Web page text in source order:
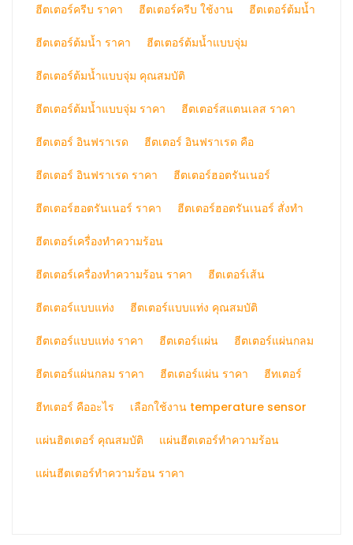
ฮีตเตอร์ครีบ ราคา ฮีตเตอร์ครีบ ใช้งาน ฮีตเตอร์ต้มน้ำ
ฮีตเตอร์ต้มน้ำ ราคา ฮีตเตอร์ต้มน้ำแบบจุ่ม
ฮีตเตอร์ต้มน้ำแบบจุ่ม คุณสมบัติ
ฮีตเตอร์ต้มน้ำแบบจุ่ม ราคา ฮีตเตอร์สแตนเลส ราคา
ฮีตเตอร์ อินฟราเรด ฮีตเตอร์ อินฟราเรด คือ
ฮีตเตอร์ อินฟราเรด ราคา ฮีตเตอร์ฮอตรันเนอร์
ฮีตเตอร์ฮอตรันเนอร์ ราคา ฮีตเตอร์ฮอตรันเนอร์ สั่งทำ
ฮีตเตอร์เครื่องทำความร้อน
ฮีตเตอร์เครื่องทำความร้อน ราคา ฮีตเตอร์เส้น
ฮีตเตอร์แบบแท่ง ฮีตเตอร์แบบแท่ง คุณสมบัติ
ฮีตเตอร์แบบแท่ง ราคา ฮีตเตอร์แผ่น ฮีตเตอร์แผ่นกลม
ฮีตเตอร์แผ่นกลม ราคา ฮีตเตอร์แผ่น ราคา ฮีทเตอร์
ฮีทเตอร์ คืออะไร เลือกใช้งาน temperature sensor
แผ่นฮิตเตอร์ คุณสมบัติ แผ่นฮีตเตอร์ทำความร้อน
แผ่นฮีตเตอร์ทำความร้อน ราคา